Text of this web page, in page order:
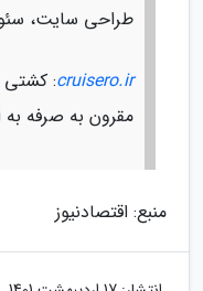
طراحی سایت،
cruisero.ir: کشتی
مقرون به صرفه به
منبع: اقتصادنیوز